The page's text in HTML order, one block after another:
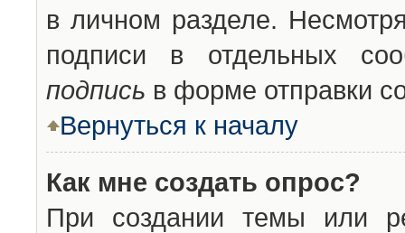
в личном разделе.
подписи в отдельных
подпись в форме отправки
Вернуться к началу
Как мне создать опрос?
При создании темы или